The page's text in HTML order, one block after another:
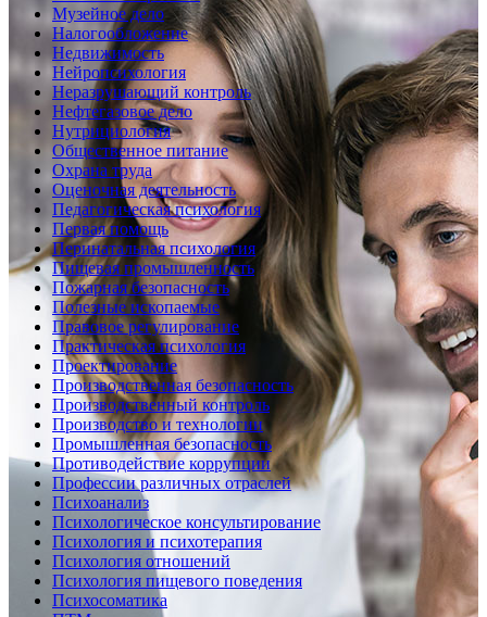
Музейное дело
Налогообложение
Недвижимость
Нейропсихология
Неразрушающий контроль
Нефтегазовое дело
Нутрициология
Общественное питание
Охрана труда
Оценочная деятельность
Педагогическая психология
Первая помощь
Перинатальная психология
Пищевая промышленность
Пожарная безопасность
Полезные ископаемые
Правовое регулирование
Практическая психология
Проектирование
Производственная безопасность
Производственный контроль
Производство и технологии
Промышленная безопасность
Противодействие коррупции
Профессии различных отраслей
Психоанализ
Психологическое консультирование
Психология и психотерапия
Психология отношений
Психология пищевого поведения
Психосоматика